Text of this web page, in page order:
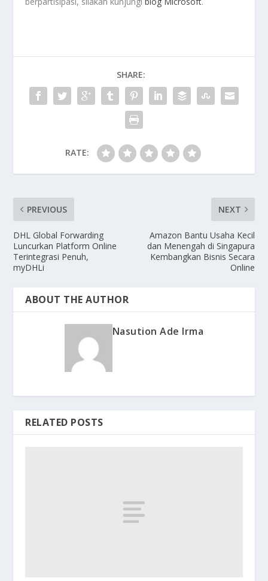
SHARE:
RATE:
PREVIOUS
DHL Global Forwarding
Luncurkan Platform Online
Terintegrasi Penuh,
myDHLi
NEXT
Amazon Bantu Usaha Kecil
dan Menengah di Singapura
Kembangkan Bisnis Secara
Online
ABOUT THE AUTHOR
Nasution Ade Irma
RELATED POSTS